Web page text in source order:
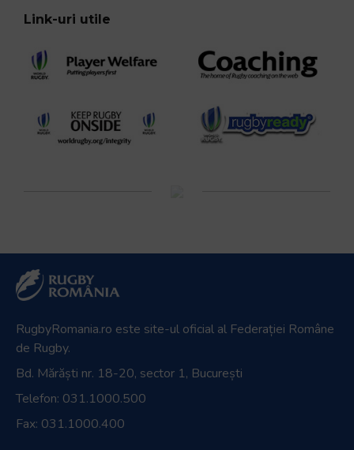
Link-uri utile
RugbyRomania.ro este site-ul oficial al Federației Române
de Rugby.
Bd. Mărăști nr. 18-20, sector 1, București
Telefon: 031.1000.500
Fax: 031.1000.400